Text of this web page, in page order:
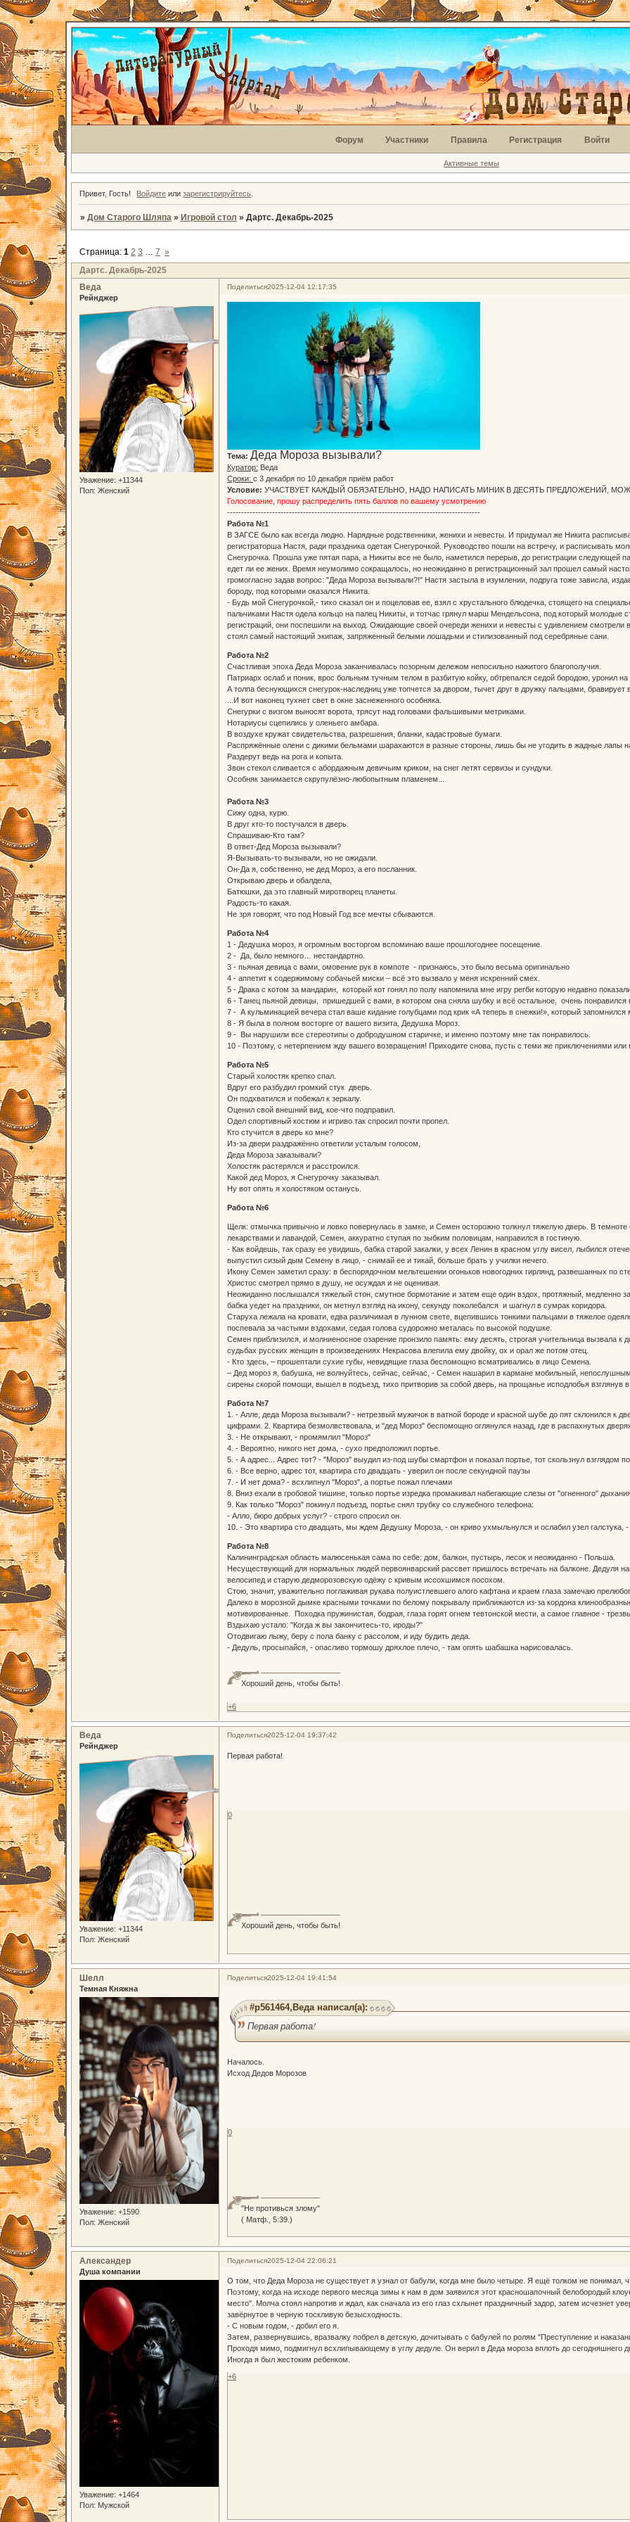
Форум Участники Правила Регистрация Войти
Активные темы
Привет, Гость! Войдите илизарегистрируйтесь
» Дом Старого Шляпа » Игровой стол » Дартс. Декабрь-2025
Дартс. Декабрь-2025
Страница: 1 2 3 … 7 »
Поделиться2025-12-04 12:17:35
Веда
Рейнджер
Уважение: +11344
Пол: Женский
Тема: Деда Мороза вызывали?
Куратор: Веда
Сроки: с 3 декабря по 10 декабря приём работ
Условие: УЧАСТВУЕТ КАЖДЫЙ ОБЯЗАТЕЛЬНО, НАДО НАПИСАТЬ МИНИК В ДЕСЯТЬ ПРЕДЛОЖЕНИЙ,
Голосование, прошу распределить пять баллов по вашему усмотрению
------------------------------------------------------------------------------------------
Работа №1
В ЗАГСЕ было как всегда людно. Нарядные родственники, женихи и невесты. И придумал же Никита
регистраторша Настя, ради праздника одетая Снегурочкой. Руководство пошли на встречу, и расписывать
Снегурочка. Прошла уже пятая пара, а Никиты все не было, наметился перерыв, до регистрации следующей
едет ли ее жених. Время неумолимо сокращалось, но неожиданно в регистрационный зал прошел самый
громогласно задав вопрос: "Деда Мороза вызывали?!" Настя застыла в изумлении, подруга тоже зависла,
бороду, под которыми оказался Никита.
- Будь мой Снегурочкой,- тихо сказал он и поцеловав ее, взял с хрустального блюдечка, стоящего на
пальчиками Настя одела кольцо на палец Никиты, и тотчас грянул марш Мендельсона, под который молодые
регистраций, они поспешили на выход. Ожидающие своей очереди женихи и невесты с удивлением смотрели
стоял самый настоящий экипаж, запряженный белыми лошадьми и стилизованный под серебряные сани.
Работа №2
Счастливая эпоха Деда Мороза заканчивалась позорным дележом непосильно нажитого благополучия.
Патриарх ослаб и поник, врос больным тучным телом в разбитую койку, обтрепался седой бородою, уронил на
А толпа беснующихся снегурок-наследниц уже топчется за двором, тычет друг в дружку пальцами,
...И вот наконец тухнет свет в окне заснеженного особняка.
Снегурки с визгом выносят ворота, трясут над головами фальшивыми метриками.
Нотариусы сцепились у оленьего амбара.
В воздухе кружат свидетельства, разрешения, бланки, кадастровые бумаги.
Распряжённые олени с дикими бельмами шарахаются в разные стороны, лишь бы не угодить в жадные лапы
Раздерут ведь на рога и копыта.
Звон стекол сливается с абордажным девичьим криком, на снег летят сервизы и сундуки.
Особняк занимается скрупулёзно-любопытным пламенем...
Работа №3
Сижу одна, курю.
В друг кто-то постучался в дверь.
Спрашиваю-Кто там?
В ответ-Дед Мороза вызывали?
Я-Вызывать-то вызывали, но не ожидали.
Он-Да я, собственно, не дед Мороз, а его посланник.
Открываю дверь и обалдела,
Батюшки, да это главный миротворец планеты.
Радость-то какая.
Не зря говорят, что под Новый Год все мечты сбываются.
Работа №4
1 - Дедушка мороз, я огромным восторгом вспоминаю ваше прошлогоднее посещение.
2 - Да, было немного… нестандартно.
3 - пьяная девица с вами, омовение рук в компоте - признаюсь, это было весьма оригинально
4 - аппетит к содержимому собачьей миски – всё это вызвало у меня искренний смех.
5 - Драка с котом за мандарин, который кот гонял по полу напомнила мне игру регби которую недавно
6 - Танец пьяной девицы, пришедшей с вами, в котором она сняла шубку и всё остальное, очень
7 - А кульминацией вечера стал ваше кидание голубцами под крик «А теперь в снежки!», который запомнился
8 - Я была в полном восторге от вашего визита, Дедушка Мороз.
9 - Вы нарушили все стереотипы о добродушном старичке, и именно поэтому мне так понравилось.
10 - Поэтому, с нетерпением жду вашего возвращения! Приходите снова, пусть с теми же приключениями
Работа №5
Старый холостяк крепко спал.
Вдруг его разбудил громкий стук дверь.
Он подхватился и побежал к зеркалу.
Оценил свой внешний вид, кое-что подправил.
Одел спортивный костюм и игриво так спросил почти пропел.
Кто стучится в дверь ко мне?
Из-за двери раздражённо ответили усталым голосом,
Деда Мороза заказывали?
Холостяк растерялся и расстроился.
Какой дед Мороз, я Снегурочку заказывал.
Ну вот опять я холостяком останусь.
Работа №6
Щелк: отмычка привычно и ловко повернулась в замке, и Семен осторожно толкнул тяжелую дверь. В
лекарствами и лавандой, Семен, аккуратно ступая по зыбким половицам, направился в гостиную.
- Как войдешь, так сразу ее увидишь, бабка старой закалки, у всех Ленин в красном углу висел, лыбился
выпустил сизый дым Семену в лицо, - снимай ее и тикай, больше брать у училки нечего.
Икону Семен заметил сразу: в беспорядочном мельтешении огоньков новогодних гирлянд, развешанных по
Христос смотрел прямо в душу, не осуждая и не оценивая.
Неожиданно послышался тяжелый стон, смутное бормотание и затем еще один вздох, протяжный, медленно
бабка уедет на праздники, он метнул взгляд на икону, секунду поколебался и шагнул в сумрак коридора.
Старуха лежала на кровати, едва различимая в лунном свете, вцепившись тонкими пальцами в тяжелое
поспевала за частыми вздохами, седая голова судорожно металась по высокой подушке.
Семен приблизился, и молниеносное озарение пронзило память: ему десять, строгая учительница вызвала
судьбах русских женщин в произведениях Некрасова влепила ему двойку, ох и орал же потом отец.
- Кто здесь, – прошептали сухие губы, невидящие глаза беспомощно всматривались в лицо Семена.
– Дед мороз я, бабушка, не волнуйтесь, сейчас, сейчас, - Семен нашарил в кармане мобильный,
сирены скорой помощи, вышел в подъезд, тихо притворив за собой дверь, на прощанье исподлобья взглянув в
Работа №7
1. - Алле, деда Мороза вызывали? - нетрезвый мужичок в ватной бороде и красной шубе до пят склонился к
цифрами. 2. Квартира безмолвствовала, и "дед Мороз" беспомощно оглянулся назад, где в распахнутых
3. - Не открывают, - промямлил "Мороз"
4. - Вероятно, никого нет дома, - сухо предположил портье.
5. - А адрес... Адрес тот? - "Мороз" выудил из-под шубы смартфон и показал портье, тот скользнул взглядом
6. - Все верно, адрес тот, квартира сто двадцать - уверил он после секундной паузы
7. - И нет дома? - всхлипнул "Мороз", а портье пожал плечами
8. Вниз ехали в гробовой тишине, только портье изредка промакивал набегающие слезы от "огненного"
9. Как только "Мороз" покинул подъезд, портье снял трубку со служебного телефона:
- Алло, бюро добрых услуг? - строго спросил он.
10. - Это квартира сто двадцать, мы ждем Дедушку Мороза, - он криво ухмыльнулся и ослабил узел галстука,
Работа №8
Калининградская область малюсенькая сама по себе: дом, балкон, пустырь, лесок и неожиданно - Польша.
Несуществующий для нормальных людей первоянварский рассвет пришлось встречать на балконе. Дедуля
велосипед и старую дедморозовскую одёжу с кривым иссохшимся посохом.
Стою, значит, уважительно поглаживая рукава полуистлевшего алого кафтана и краем глаза замечаю
Далеко в морозной дымке красными точками по белому покрывалу приближаются из-за кордона
мотивированные. Походка пружинистая, бодрая, глаза горят огнем тевтонской мести, а самое главное -
Вздыхаю устало: "Когда ж вы закончитесь-то, ироды?"
Отодвигаю лыжу, беру с пола банку с рассолом, и иду будить деда.
- Дедуль, просыпайся, - опасливо тормошу дряхлое плечо, - там опять шабашка нарисовалась.
Хороший день, чтобы быть!
+6
Поделиться2025-12-04 19:37:42
Веда
Рейнджер
Уважение: +11344
Пол: Женский
Первая работа!
Хороший день, чтобы быть!
0
Поделиться2025-12-04 19:41:54
Шелл
Темная Княжна
Уважение: +1590
Пол: Женский
#p561464,Веда написал(а):
Первая работа!
Началось.
Исход Дедов Морозов
"Не противься злому"
( Матф., 5:39.)
0
Поделиться2025-12-04 22:06:21
Александер
Душа компании
Уважение: +1464
Пол: Мужской
О том, что Деда Мороза не существует я узнал от бабули, когда мне было четыре. Я ещё толком не понимал,
Поэтому, когда на исходе первого месяца зимы к нам в дом заявился этот красношапочный белобородый
место". Молча стоял напротив и ждал, как сначала из его глаз схлынет праздничный задор, затем исчезнет
завёрнутое в черную тоскливую безысходность.
- С новым годом, - добил его я.
Затем, развернувшись, вразвалку побрел в детскую, дочитывать с бабулей по ролям "Преступление и
Проходя мимо, подмигнул всхлипывающему в углу дедуле. Он верил в Деда мороза вплоть до сегодняшнего
Иногда я был жестоким ребенком.
+6